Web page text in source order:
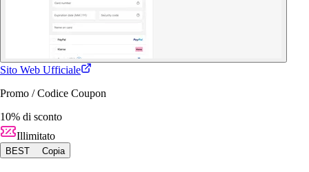
Sito Web Ufficiale
Promo / Codice Coupon
10% di sconto
Illimitato
BEST Copia